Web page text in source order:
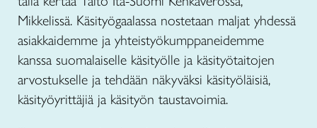
Mikkelissä. Käsityögaalassa nostetaan maljat yhdessä
asiakkaidemme ja yhteistyökumppaneidemme
kanssa suomalaiselle käsityölle ja käsityötaitojen
arvostukselle ja tehdään näkyväksi käsityöläisiä,
käsityöyrittäjiä ja käsityön taustavoimia.